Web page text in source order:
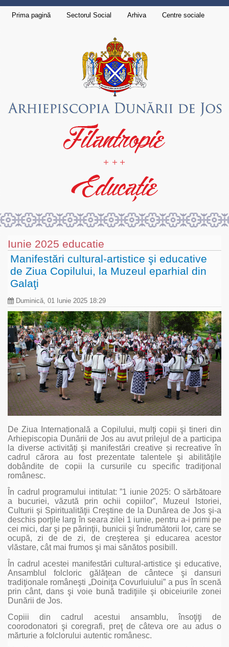
Prima pagină Sectorul Social Arhiva
Centre sociale
Iunie 2025 educatie
Manifestări cultural-artistice şi educative
de Ziua Copilului, la Muzeul eparhial din
Galaţi
Duminică, 01 Iunie 2025 18:29
De Ziua Internațională a Copilului, mulţi copii şi tineri din
Arhiepiscopia Dunării de Jos au avut prilejul de a participa
la diverse activități şi manifestări creative și recreative în
cadrul cărora au fost prezentate talentele şi abilităţile
dobândite de copii la cursurile cu specific tradiţional
românesc.
În cadrul programului intitulat: ”1 iunie 2025: O sărbătoare
a bucuriei, văzută prin ochii copiilor”, Muzeul Istoriei,
Culturii şi Spiritualităţii Creştine de la Dunărea de Jos şi-a
deschis porţile larg în seara zilei 1 iunie, pentru a-i primi pe
cei mici, dar şi pe părinţii, bunicii şi îndrumătorii lor, care se
ocupă, zi de de zi, de creşterea şi educarea acestor
vlăstare, cât mai frumos şi mai sănătos posibill.
În cadrul acestei manifestări cultural-artistice şi educative,
Ansamblul folcloric gălăţean de cântece şi dansuri
tradiţionale româneşti „Doiniţa Covurluiului” a pus în scenă
prin cânt, dans şi voie bună tradiţiile şi obiceiurile zonei
Dunării de Jos.
Copiii din cadrul acestui ansamblu, însoţiţi de
coorodonatori şi coregrafi, preţ de câteva ore au adus o
mărturie a folclorului autentic românesc.